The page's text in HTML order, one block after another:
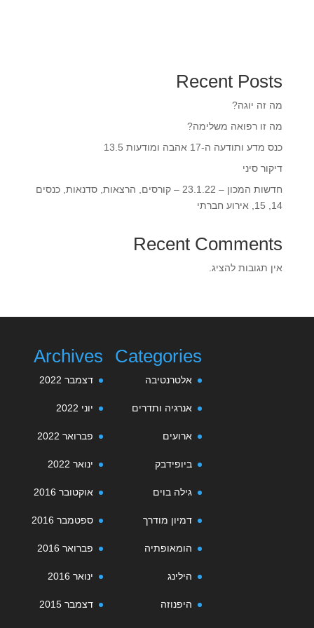
Recent Posts
מה זה יוגה?
מה זו רפואה משלימה?
כנס מדע ותודעה ה-17 אהבה ומודעות 13.5‎‎
דיקור סיני
חדשות המכון – 23.1.22 – קורסים, הרצאות, סדנאות, כנסים
14, 15, אירוע חברתי
Recent Comments
אין תגובות להציג.
Archives
דצמבר 2022
יוני 2022
פברואר 2022
ינואר 2022
אוקטובר 2016
ספטמבר 2016
פברואר 2016
ינואר 2016
דצמבר 2015
Categories
אלטרנטיבה
אנרגיה ותדרים
ארועים
ביופידבק
גילה בוים
דמיון מודרך
הומאופתיה
הילינג
היפנוזה